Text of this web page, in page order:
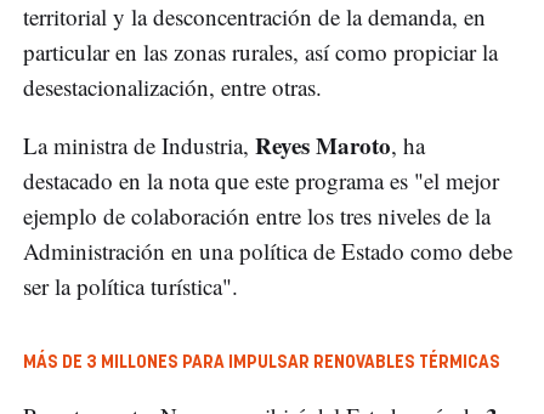
territorial y la desconcentración de la demanda, en
particular en las zonas rurales, así como propiciar la
desestacionalización, entre otras.
La ministra de Industria, Reyes Maroto, ha
destacado en la nota que este programa es "el mejor
ejemplo de colaboración entre los tres niveles de la
Administración en una política de Estado como debe
ser la política turística".
MÁS DE 3 MILLONES PARA IMPULSAR RENOVABLES TÉRMICAS